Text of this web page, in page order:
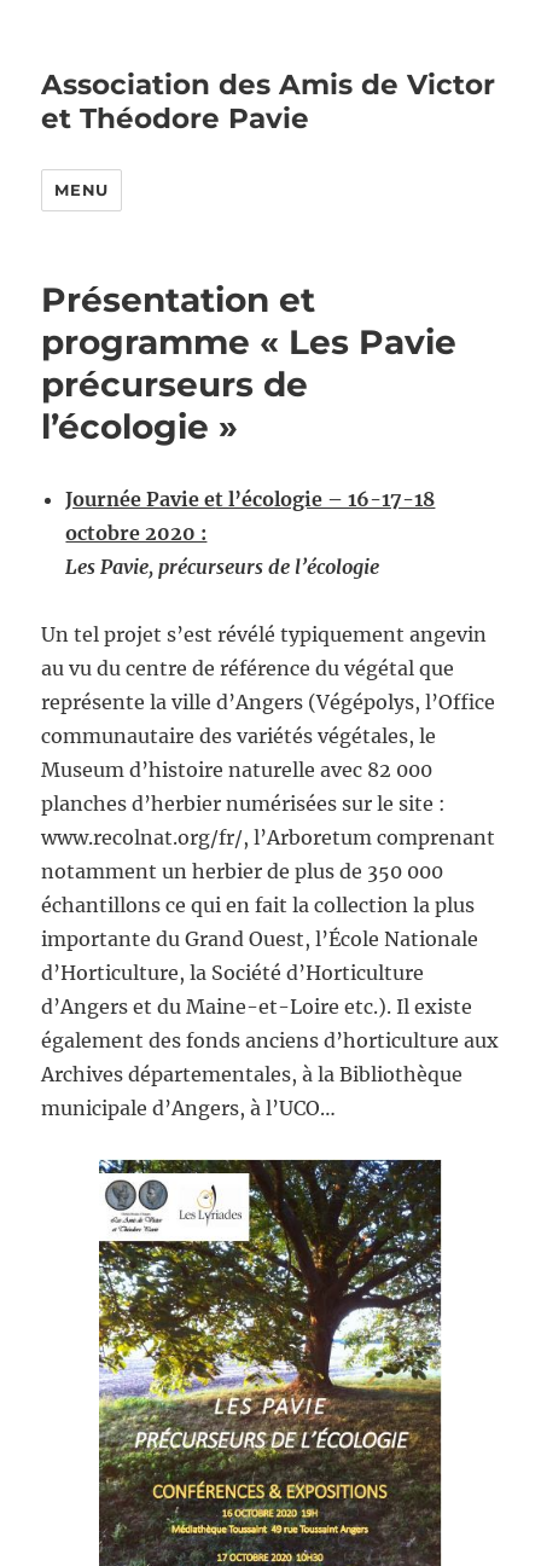
Association des Amis de Victor
et Théodore Pavie
MENU
Présentation et
programme « Les Pavie
précurseurs de
l’écologie »
Journée Pavie et l’écologie – 16-17-18
octobre 2020 :
Les Pavie, précurseurs de l’écologie
Un tel projet s’est révélé typiquement angevin
au vu du centre de référence du végétal que
représente la ville d’Angers (Végépolys, l’Office
communautaire des variétés végétales, le
Museum d’histoire naturelle avec 82 000
planches d’herbier numérisées sur le site :
www.recolnat.org/fr/, l’Arboretum comprenant
notamment un herbier de plus de 350 000
échantillons ce qui en fait la collection la plus
importante du Grand Ouest, l’École Nationale
d’Horticulture, la Société d’Horticulture
d’Angers et du Maine-et-Loire etc.). Il existe
également des fonds anciens d’horticulture aux
Archives départementales, à la Bibliothèque
municipale d’Angers, à l’UCO…